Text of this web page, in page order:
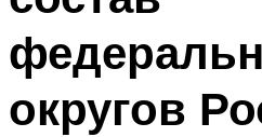
округов